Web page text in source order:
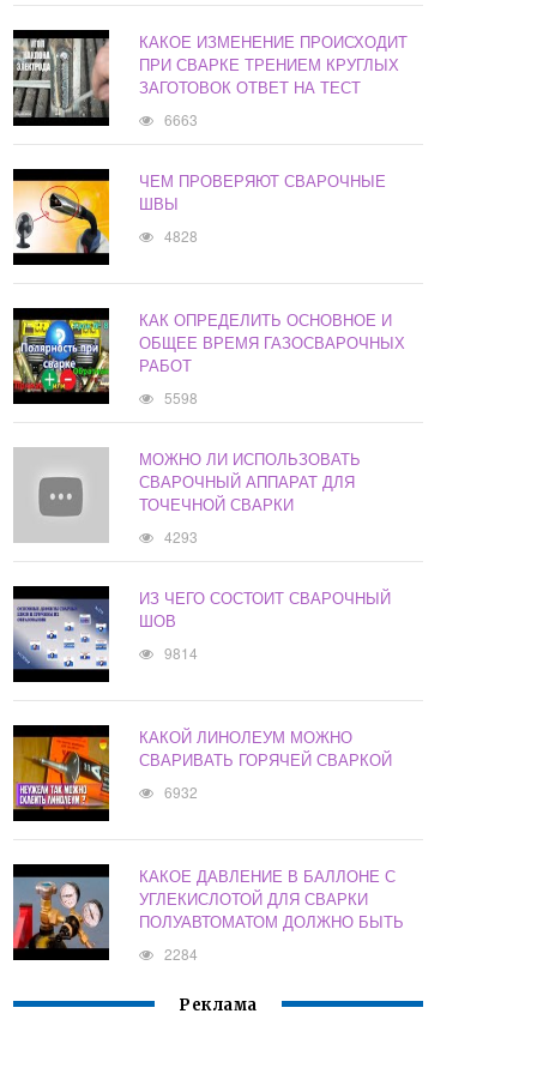
КАКОЕ ИЗМЕНЕНИЕ ПРОИСХОДИТ
ПРИ СВАРКЕ ТРЕНИЕМ КРУГЛЫХ
ЗАГОТОВОК ОТВЕТ НА ТЕСТ
6663
ЧЕМ ПРОВЕРЯЮТ СВАРОЧНЫЕ
ШВЫ
4828
КАК ОПРЕДЕЛИТЬ ОСНОВНОЕ И
ОБЩЕЕ ВРЕМЯ ГАЗОСВАРОЧНЫХ
РАБОТ
5598
МОЖНО ЛИ ИСПОЛЬЗОВАТЬ
СВАРОЧНЫЙ АППАРАТ ДЛЯ
ТОЧЕЧНОЙ СВАРКИ
4293
ИЗ ЧЕГО СОСТОИТ СВАРОЧНЫЙ
ШОВ
9814
КАКОЙ ЛИНОЛЕУМ МОЖНО
СВАРИВАТЬ ГОРЯЧЕЙ СВАРКОЙ
6932
КАКОЕ ДАВЛЕНИЕ В БАЛЛОНЕ С
УГЛЕКИСЛОТОЙ ДЛЯ СВАРКИ
ПОЛУАВТОМАТОМ ДОЛЖНО БЫТЬ
2284
Реклама